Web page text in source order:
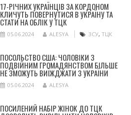
17-РІЧНИХ УКРАЇНЦІВ ЗА КОРДОНОМ
КЛИЧУТЬ ПОВЕРНУТИСЯ В УКРАЇНУ ТА
СТАТИ НА ОБЛІК У ТЦК
05.06.2024 ALESYA ЗСУ, ТЦК
ПОСОЛЬСТВО США: ЧОЛОВІКИ З
ПОДВІЙНИМ ГРОМАДЯНСТВОМ БІЛЬШЕ
НЕ ЗМОЖУТЬ ВИЇЖДЖАТИ З УКРАЇНИ
05.06.2024 ALESYA
ПОСИЛЕНИЙ НАБІР ЖІНОК ДО ТЦК